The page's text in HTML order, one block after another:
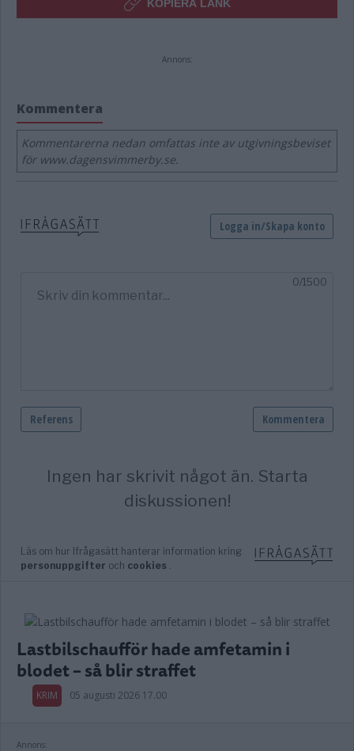
KOPIERA LÄNK
Annons:
Kommentera
Kommentarerna nedan omfattas inte av utgivningsbeviset
för www.dagensvimmerby.se.
Lastbilschaufför hade amfetamin i
blodet – så blir straffet
KRIM 05 augusti 2026 17.00
Annons: